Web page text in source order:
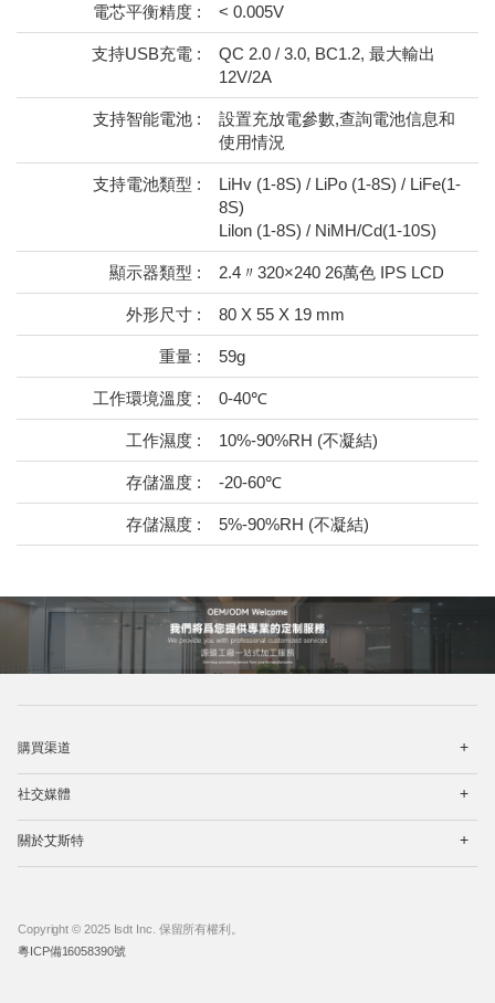
電芯平衡精度 : < 0.005V
支持USB充電 :
QC 2.0 / 3.0, BC1.2, 最大輸出
12V/2A
支持智能電池 :
設置充放電參數,查詢電池信息和
使用情況
支持電池類型 :
LiHv (1-8S) / LiPo (1-8S) / LiFe(1-
8S)
Lilon (1-8S) / NiMH/Cd(1-10S)
顯示器類型 : 2.4〃320×240 26萬色 IPS LCD
外形尺寸 : 80 X 55 X 19 mm
重量 : 59g
工作環境溫度 : 0-40℃
工作濕度 : 10%-90%RH (不凝結)
存儲溫度 : -20-60℃
存儲濕度 : 5%-90%RH (不凝結)
購買渠道
菜
社交媒體
菜
關於艾斯特
菜
Copyright © 2025 Isdt Inc. 保留所有權利。
粵ICP備16058390號